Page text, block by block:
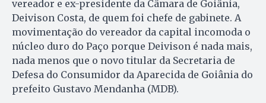
vereador e ex-presidente da Câmara de Goiânia,
Deivison Costa, de quem foi chefe de gabinete. A
movimentação do vereador da capital incomoda o
núcleo duro do Paço porque Deivison é nada mais,
nada menos que o novo titular da Secretaria de
Defesa do Consumidor da Aparecida de Goiânia do
prefeito Gustavo Mendanha (MDB).